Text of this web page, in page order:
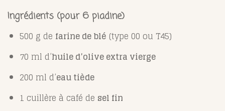
Ingrédients (pour 6 piadine)
500 g de farine de blé (type 00 ou T45)
70 ml d’huile d’olive extra vierge
200 ml d’eau tiède
1 cuillère à café de sel fin